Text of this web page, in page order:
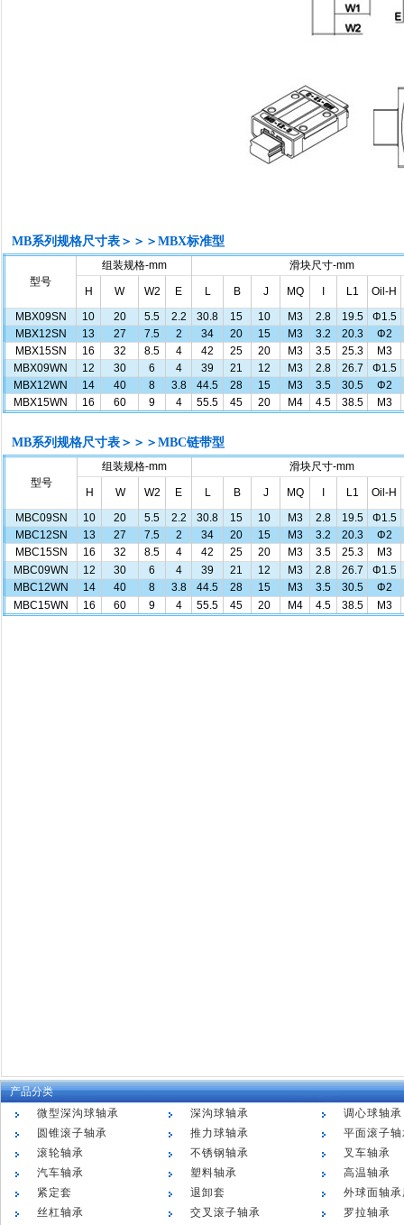
MB系列规格尺寸表＞＞＞MBX标准型
型号
组装规格-mm 滑块尺寸-mm
H W W2 E L B J MQ L1
Oil-H
MBX09SN
10 20 5.5 2.2 30.8 15 10 M3 2.8 19.5
Φ1.5
MBX12SN
13 27 7.5 2 34 20 15 M3 3.2 20.3
Φ2
MBX15SN
16 32 8.5 4 42 25 20 M3 3.5 25.3
M3
MBX09WN
12 30 6 4 39 21 12 M3 2.8 26.7
Φ1.5
MBX12WN
14 40 8 3.8 44.5 28 15 M3 3.5 30.5
Φ2
MBX15WN
16 60 9 4 55.5 45 20 M4 4.5 38.5 M3
MB系列规格尺寸表＞＞＞MBC链带型
型号
组装规格-mm 滑块尺寸-mm
H W W2 E L B J MQ L1
Oil-H
MBC09SN
10 20 5.5 2.2 30.8 15 10 M3 2.8 19.5
Φ1.5
MBC12SN
13 27 7.5 2 34 20 15 M3 3.2 20.3
Φ2
MBC15SN
16 32 8.5 4 42 25 20 M3 3.5 25.3
M3
MBC09WN
12 30 6 4 39 21 12 M3 2.8 26.7
Φ1.5
MBC12WN
14 40 8 3.8 44.5 28 15 M3 3.5 30.5
Φ2
MBC15WN
16 60 9 4 55.5 45 20 M4 4.5 38.5 M3
产品分类
微型深沟球轴承
深沟球轴承
调心球轴承
圆锥滚子轴承
推力球轴承
平面滚子
滚轮轴承
不锈钢轴承
叉车轴承
汽车轴承
塑料轴承
高温轴承
紧定套
退卸套
外球面轴
丝杠轴承
交叉滚子轴承
罗拉轴承